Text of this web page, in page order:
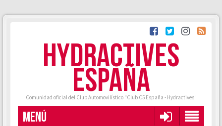
HYDRACTIVES
ESPAÑA
Comunidad oficial del Club Automovilístico "Club C5 España - Hydractives"
MENÚ